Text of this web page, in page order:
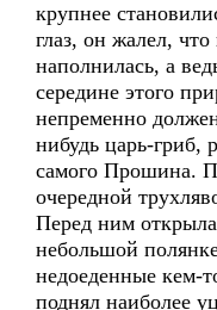
крупнее
глаз, он жалел,
наполнилась, а
середине этого
непременно
нибудь царь-гриб,
самого Прошина.
очередной
Перед ним
небольшой
недоеденные кем-
поднял наиболее